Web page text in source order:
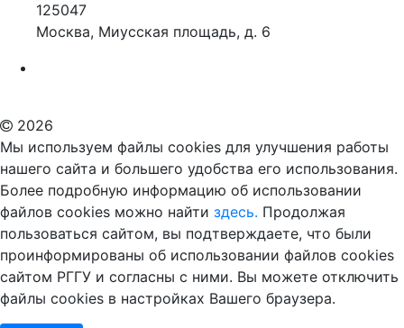
125047
Москва, Миусская площадь, д. 6
2026
Мы используем файлы cookies для улучшения работы
нашего сайта и большего удобства его использования.
Более подробную информацию об использовании
файлов cookies можно найти здесь. Продолжая
пользоваться сайтом, вы подтверждаете, что были
проинформированы об использовании файлов cookies
сайтом РГГУ и согласны с ними. Вы можете отключить
файлы cookies в настройках Вашего браузера.